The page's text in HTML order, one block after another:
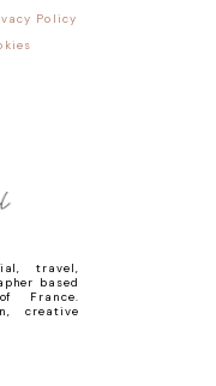
travel,
based
France.
creative
Policy